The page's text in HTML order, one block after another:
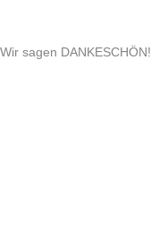
Wir sagen DANKESCHÖN!